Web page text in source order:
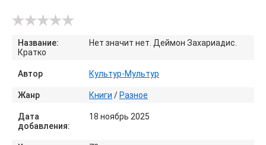
Название:
Нет значит нет. Деймон Захариадис.
Кратко
Автор Культур-Мультур
Жанр Книги / Разное
Дата
добавления:
18 ноябрь 2025